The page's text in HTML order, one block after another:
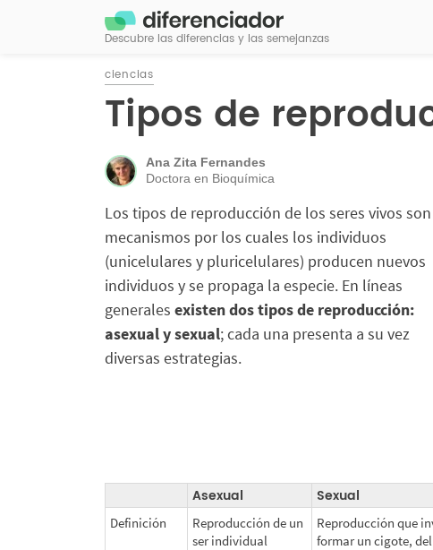
Descubre las diferencias y las semejanzas
ciencias
Tipos de
Ana Zita Fernandes
Doctora en Bioquímica
Los tipos de reproducción de los seres vivos
mecanismos por los cuales los individuos
(unicelulares y pluricelulares) producen nuevos
individuos y se propaga la especie. En líneas
generales existen dos tipos de reproducción:
asexual y sexual; cada una presenta a su vez
diversas estrategias.
Asexual Sexual
Definición
Reproducción de un
ser individual
Reproducción que
formar un cigote,